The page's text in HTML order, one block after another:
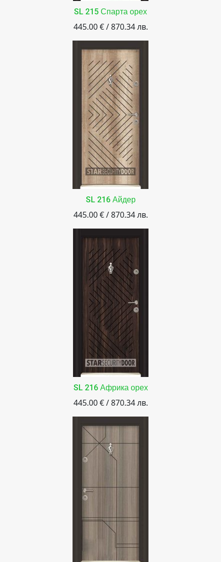
SL 215 Спарта орех
445.00 € / 870.34 лв.
SL 216 Айдер
445.00 € / 870.34 лв.
SL 216 Африка орех
445.00 € / 870.34 лв.